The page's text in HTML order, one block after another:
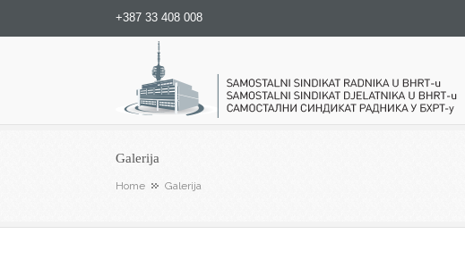
+387 33 408 008
Samostalni sindikat radnika u BHRT-u
Galerija
Home Galerija